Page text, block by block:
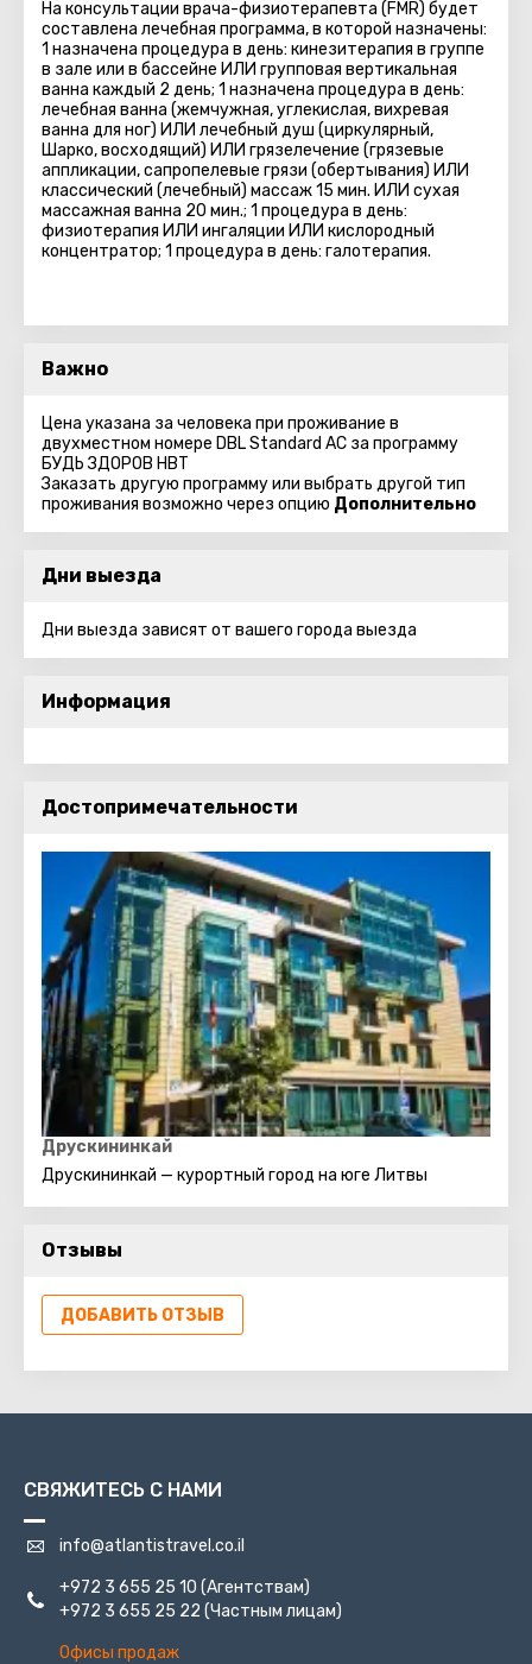
На консультации врача-физиотерапевта (FMR) будет
составлена лечебная программа, в которой назначены:
1 назначена процедура в день: кинезитерапия в группе
в зале или в бассейне ИЛИ групповая вертикальная
ванна каждый 2 день; 1 назначена процедура в день:
лечебная ванна (жемчужная, углекислая, вихревая
ванна для ног) ИЛИ лечебный душ (циркулярный,
Шарко, восходящий) ИЛИ грязелечение (грязевые
аппликации, сапропелевые грязи (обертывания) ИЛИ
классический (лечебный) массаж 15 мин. ИЛИ сухая
массажная ванна 20 мин.; 1 процедура в день:
физиотерапия ИЛИ ингаляции ИЛИ кислородный
концентратор; 1 процедура в день: галотерапия.
Важно
Цена указана за человека при проживание в
двухместном номере DBL Standard AC за программу
БУДЬ ЗДОРОВ HBT
Заказать другую программу или выбрать другой тип
проживания возможно через опцию Дополнительно
Дни выезда
Дни выезда зависят от вашего города выезда
Информация
Достопримечательности
Друскининкай
Друскининкай — курортный город на юге Литвы
Отзывы
ДОБАВИТЬ ОТЗЫВ
СВЯЖИТЕСЬ С НАМИ
info@atlantistravel.co.il
+972 3 655 25 10 (Агентствам)
+972 3 655 25 22 (Частным лицам)
Офисы продаж